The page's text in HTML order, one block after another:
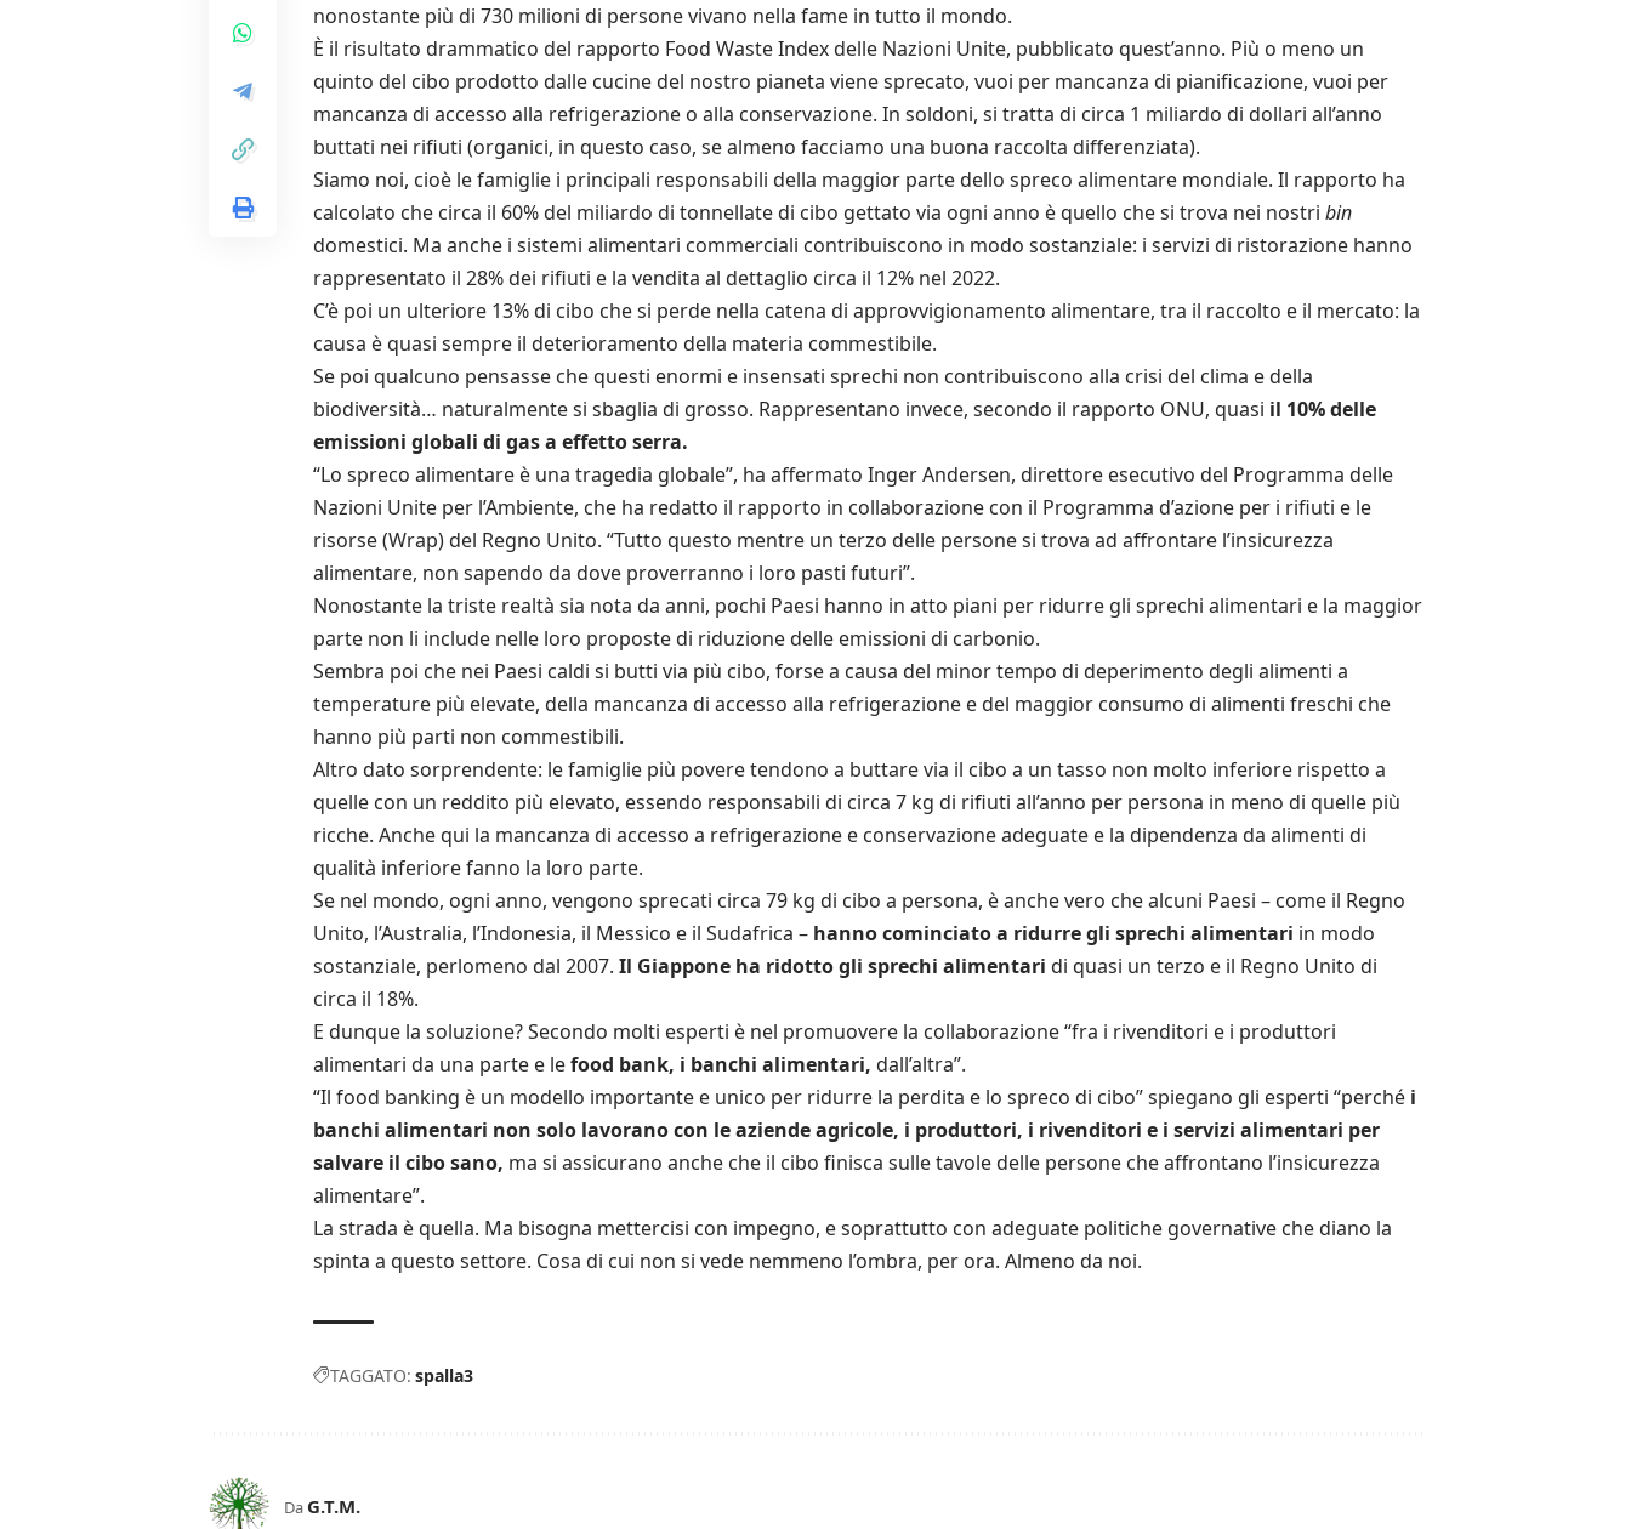
nonostante più di 730 milioni di persone vivano nella fame in tutto il mondo.
È il risultato drammatico del rapporto Food Waste Index delle Nazioni Unite, pubblicato quest’anno. Più o meno un
quinto del cibo prodotto dalle cucine del nostro pianeta viene sprecato, vuoi per mancanza di pianificazione, vuoi per
mancanza di accesso alla refrigerazione o alla conservazione. In soldoni, si tratta di circa 1 miliardo di dollari all’anno
buttati nei rifiuti (organici, in questo caso, se almeno facciamo una buona raccolta differenziata).
Siamo noi, cioè le famiglie i principali responsabili della maggior parte dello spreco alimentare mondiale. Il rapporto ha
calcolato che circa il 60% del miliardo di tonnellate di cibo gettato via ogni anno è quello che si trova nei nostri bin
domestici. Ma anche i sistemi alimentari commerciali contribuiscono in modo sostanziale: i servizi di ristorazione hanno
rappresentato il 28% dei rifiuti e la vendita al dettaglio circa il 12% nel 2022.
C’è poi un ulteriore 13% di cibo che si perde nella catena di approvvigionamento alimentare, tra il raccolto e il mercato: la
causa è quasi sempre il deterioramento della materia commestibile.
Se poi qualcuno pensasse che questi enormi e insensati sprechi non contribuiscono alla crisi del clima e della
biodiversità… naturalmente si sbaglia di grosso. Rappresentano invece, secondo il rapporto ONU, quasi il 10% delle
emissioni globali di gas a effetto serra.
“Lo spreco alimentare è una tragedia globale”, ha affermato Inger Andersen, direttore esecutivo del Programma delle
Nazioni Unite per l’Ambiente, che ha redatto il rapporto in collaborazione con il Programma d’azione per i rifiuti e le
risorse (Wrap) del Regno Unito. “Tutto questo mentre un terzo delle persone si trova ad affrontare l’insicurezza
alimentare, non sapendo da dove proverranno i loro pasti futuri”.
Nonostante la triste realtà sia nota da anni, pochi Paesi hanno in atto piani per ridurre gli sprechi alimentari e la maggior
parte non li include nelle loro proposte di riduzione delle emissioni di carbonio.
Sembra poi che nei Paesi caldi si butti via più cibo, forse a causa del minor tempo di deperimento degli alimenti a
temperature più elevate, della mancanza di accesso alla refrigerazione e del maggior consumo di alimenti freschi che
hanno più parti non commestibili.
Altro dato sorprendente: le famiglie più povere tendono a buttare via il cibo a un tasso non molto inferiore rispetto a
quelle con un reddito più elevato, essendo responsabili di circa 7 kg di rifiuti all’anno per persona in meno di quelle più
ricche. Anche qui la mancanza di accesso a refrigerazione e conservazione adeguate e la dipendenza da alimenti di
qualità inferiore fanno la loro parte.
Se nel mondo, ogni anno, vengono sprecati circa 79 kg di cibo a persona, è anche vero che alcuni Paesi – come il Regno
Unito, l’Australia, l’Indonesia, il Messico e il Sudafrica – hanno cominciato a ridurre gli sprechi alimentari in modo
sostanziale, perlomeno dal 2007. Il Giappone ha ridotto gli sprechi alimentari di quasi un terzo e il Regno Unito di
circa il 18%.
E dunque la soluzione? Secondo molti esperti è nel promuovere la collaborazione “fra i rivenditori e i produttori
alimentari da una parte e lefood bank, i banchi alimentari, dall’altra”.
“Il food banking è un modello importante e unico per ridurre la perdita e lo spreco di cibo” spiegano gli esperti “perché i
banchi alimentari non solo lavorano con le aziende agricole, i produttori, i rivenditori e i servizi alimentari per
salvare il cibo sano, ma si assicurano anche che il cibo finisca sulle tavole delle persone che affrontano l’insicurezza
alimentare”.
La strada è quella. Ma bisogna mettercisi con impegno, e soprattutto con adeguate politiche governative che diano la
spinta a questo settore. Cosa di cui non si vede nemmeno l’ombra, per ora. Almeno da noi.
TAGGATO: spalla3
Da G.T.M.